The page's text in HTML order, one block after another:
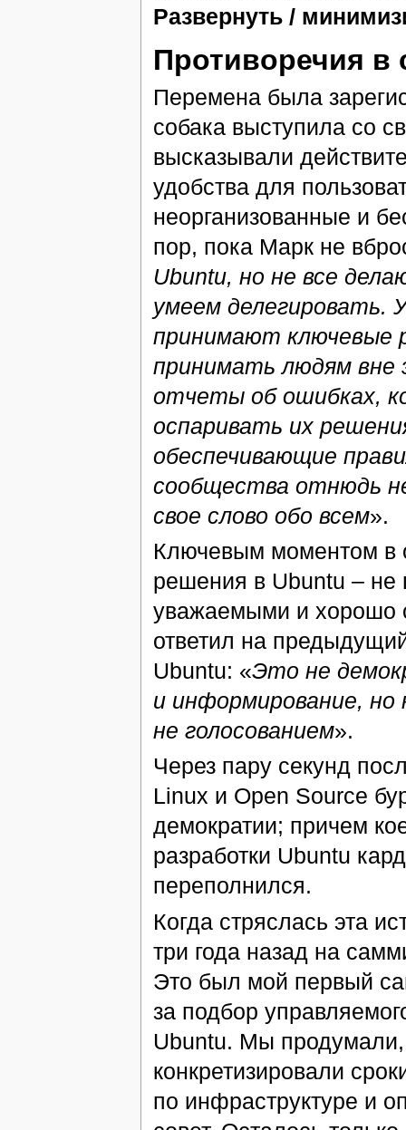
Развернуть /
Противоречия в
Перемена была
собака выступила со
высказывали
удобства для
неорганизованные и
пор, пока Марк не
Ubuntu, но не все
умеем делегировать.
принимают ключевые
принимать людям
отчеты об ошибках,
оспаривать их
обеспечивающие
сообщества отнюдь
свое слово обо всем».
Ключевым моментом в
решения в Ubuntu – не
уважаемыми и хорошо
ответил на
Ubuntu: «Это не
и информирование,
не голосованием».
Через пару секунд
Linux и Open Source
демократии; причем
разработки Ubuntu
переполнился.
Когда стряслась эта
три года назад на
Это был мой первый
за подбор
Ubuntu. Мы продумали,
конкретизировали
по инфраструктуре и